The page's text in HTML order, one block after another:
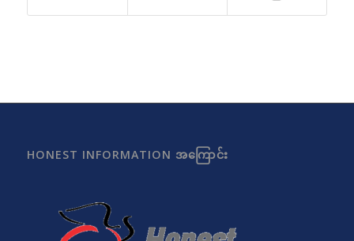
HONEST INFORMATION အကြောင်း